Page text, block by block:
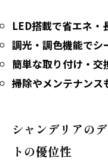
LED搭載で省エネ・
調光・調色機能でシ
簡単な取り付け・交
掃除やメンテナンス
シャンデリアの
トの優位性